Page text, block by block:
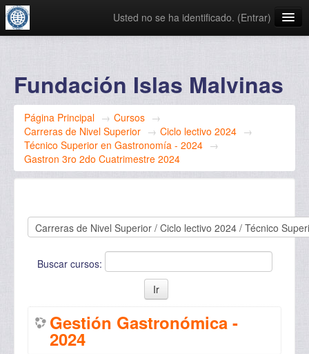
Usted no se ha identificado. (Entrar)
Fundación Islas Malvinas
Página Principal → Cursos →
Carreras de Nivel Superior → Ciclo lectivo 2024 →
Técnico Superior en Gastronomía - 2024 →
Gastron 3ro 2do Cuatrimestre 2024
Buscar cursos:
Gestión Gastronómica -
2024